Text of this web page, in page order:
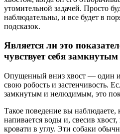
утомительной задачей. Просто
наблюдательны, и все будет в
подсказок.
Является ли это
чувствует себя
Опущенный вниз хвост — один
свою робость и застенчивость.
замкнутым и нелюдимым, это
Такое поведение вы наблюдаете,
напивается воды и, свесив хвост,
кровати в углу. Эти собаки